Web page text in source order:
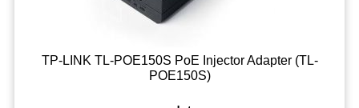
TP-LINK TL-POE150S PoE Injector Adapter (TL-
POE150S)